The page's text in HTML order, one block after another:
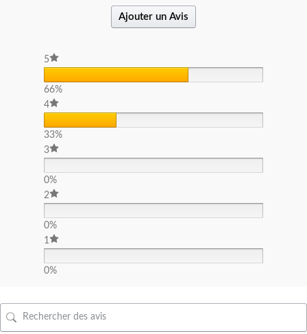
Ajouter un Avis
5
66%
4
33%
3
0%
2
0%
1
0%